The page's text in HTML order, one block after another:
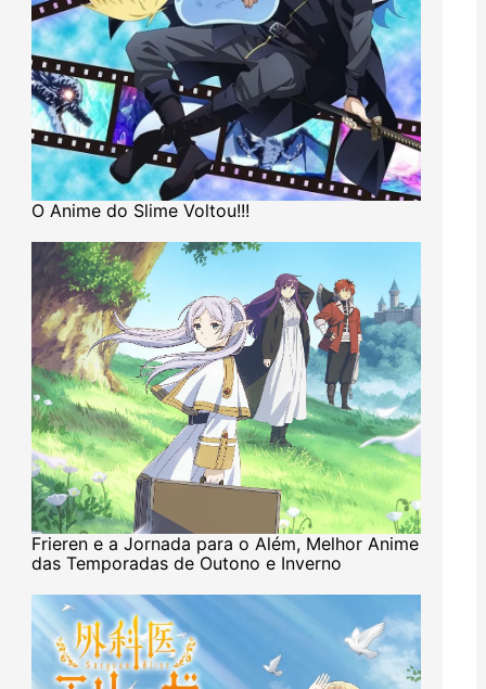
O Anime do Slime Voltou!!!
Frieren e a Jornada para o Além, Melhor Anime
das Temporadas de Outono e Inverno